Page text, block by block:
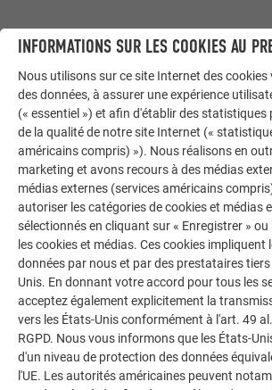
INFORMATIONS SUR LES COOKIES AU
Nous utilisons sur ce site Internet des
des données, à assurer une expérience
(« essentiel ») et afin d'établir des statistiques
de la qualité de notre site Internet («
américains compris) »). Nous réalisons en
marketing et avons recours à des médias
médias externes (services américains
autoriser les catégories de cookies et médias
sélectionnés en cliquant sur « Enregistrer »
les cookies et médias. Ces cookies impliquent
données par nous et par des prestataires
Unis. En donnant votre accord pour tous les
acceptez également explicitement la
vers les États-Unis conformément à l'art. 49
RGPD. Nous vous informons que les États-
d'un niveau de protection des données
l'UE. Les autorités américaines peuvent